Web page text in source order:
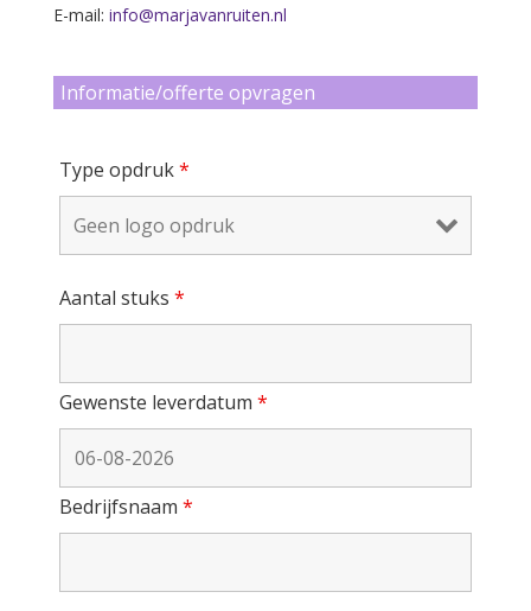
E-mail: info@marjavanruiten.nl
Informatie/offerte opvragen
Type opdruk*
Aantal stuks *
Gewenste leverdatum *
Bedrijfsnaam *